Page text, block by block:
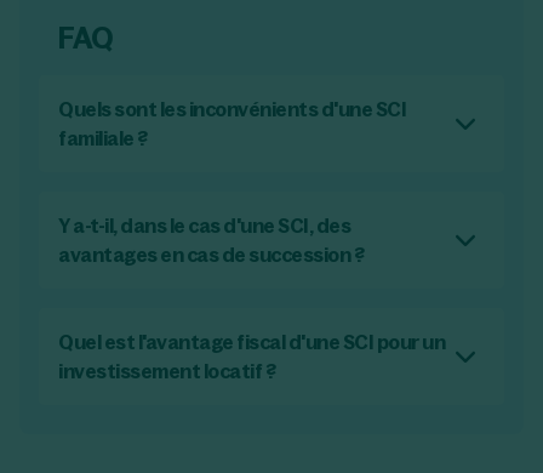
FAQ
Quels sont les inconvénients d'une SCI
familiale ?
et les statuts peuvent limiter la cession de
parts à des tiers, restreignant la liquidité des
Y a-t-il, dans le cas d'une SCI, des
avantages en cas de succession ?
direct, ce qui simplifie le partage entre
héritiers et peut optimiser fiscalement les
Quel est l'avantage fiscal d'une SCI pour un
investissement locatif ?